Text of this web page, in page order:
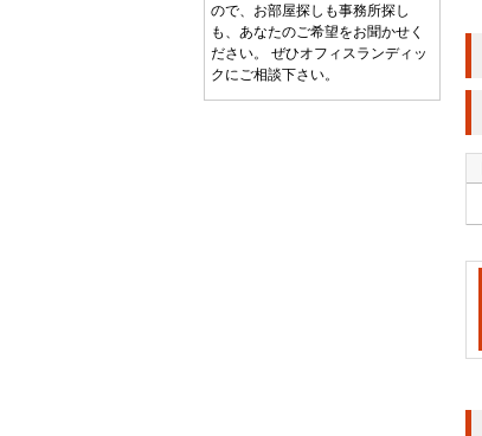
ので、お部屋探しも事務所探し
も、あなたのご希望をお聞かせく
ださい。 ぜひオフィスランディッ
クにご相談下さい。